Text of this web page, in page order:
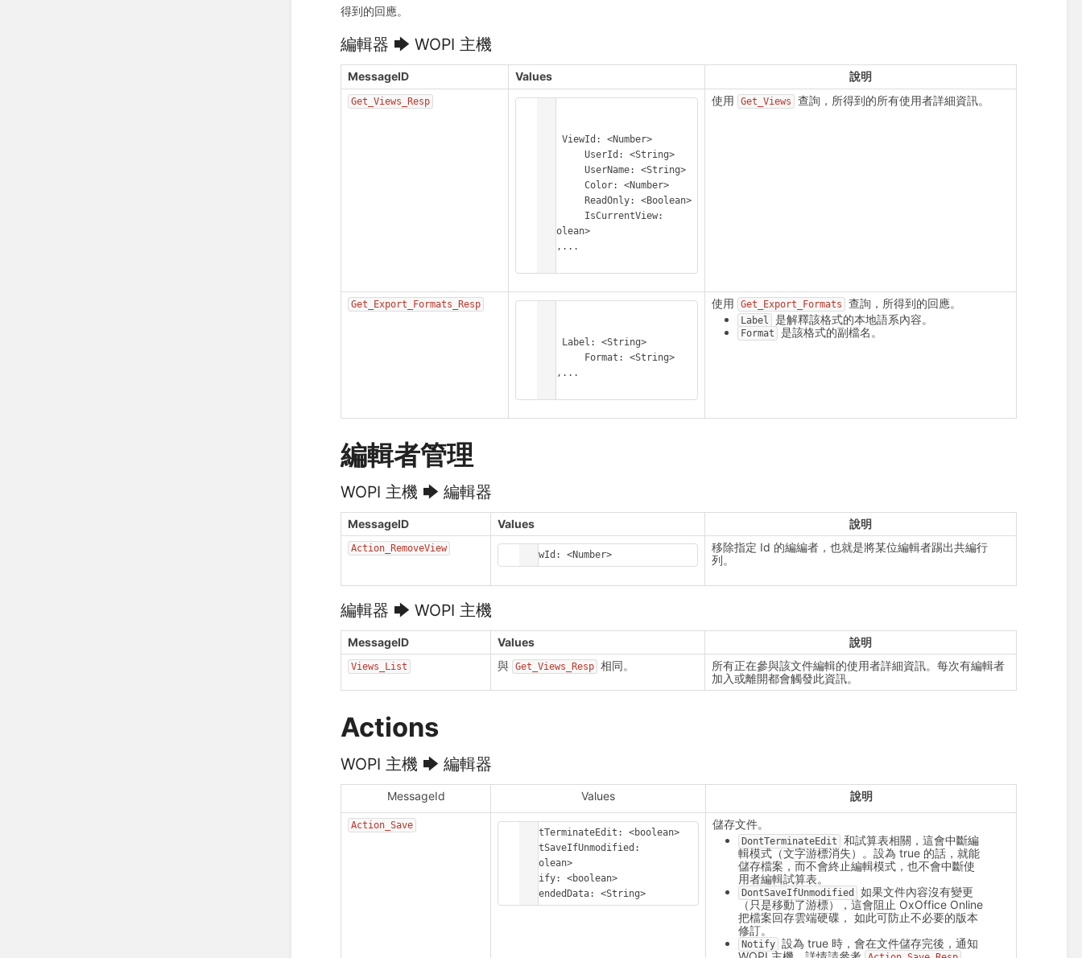
得到的回應。
編輯器 🡆 WOPI 主機
MessageID Values 說明
Get_Views_Resp
    ViewId: <Number>
	UserId: <String>
	UserName: <String>
	Color: <Number>
	ReadOnly: <Boolean>
<Boolean>
使用 Get_Views 查詢，所得到的所有使用者詳細資訊。
Get_Export_Formats_Resp 使用 Get_Export_Formats 查詢，所得到的回應。
Label 是解釋該格式的本地語系內容。
Format 是該格式的副檔名。
編輯者管理
WOPI 主機 🡆 編輯器
MessageID Values 說明
Action_RemoveView
ViewId: <Number>
移除指定 Id 的編編者，也就是將某位編輯者踢出共編行
列。
編輯器 🡆 WOPI 主機
MessageID Values 說明
Views_List 與 Get_Views_Resp 相同。
所有正在參與該文件編輯的使用者詳細資訊。每次有編輯者
加入或離開都會觸發此資訊。
Actions
WOPI 主機 🡆 編輯器
MessageId Values 說明
Action_Save
DontTerminateEdit: <boolean>
DontSaveIfUnmodified:
<boolean>
Notify: <boolean>
ExtendedData: <String>
儲存文件。
DontTerminateEdit
和試算表相關，這會中斷編
輯模式（文字游標消失）。設為 true 的話，就能
儲存檔案，而不會終止編輯模式，也不會中斷使
用者編輯試算表。
DontSaveIfUnmodified
如果文件內容沒有變更
（只是移動了游標），這會阻止 OxOffice Online
把檔案回存雲端硬碟， 如此可防止不必要的版本
修訂。
Notify 設為 true 時，會在文件儲存完後，通知